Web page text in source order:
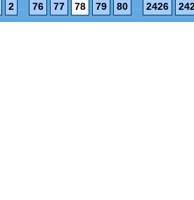
2 76 77 78 79 80 2426